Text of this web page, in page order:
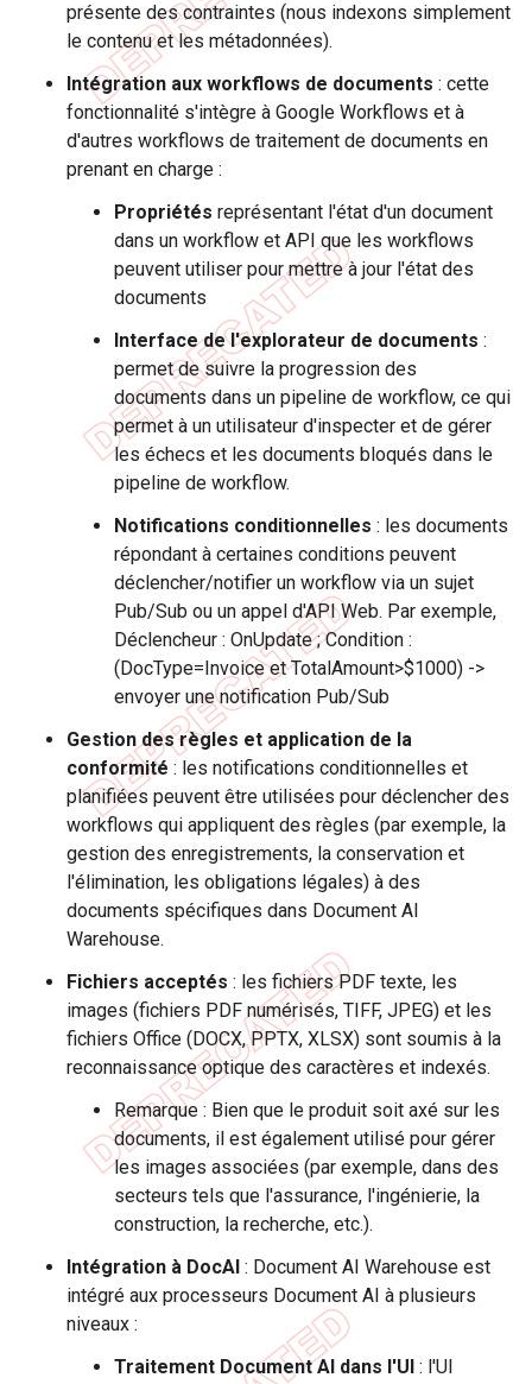
présente des contraintes (nous indexons simplement
le contenu et les métadonnées).
Intégration aux workflows de documents : cette
fonctionnalité s'intègre à Google Workflows et à
d'autres workflows de traitement de documents en
prenant en charge :
Propriétés représentant l'état d'un document
dans un workflow et API que les workflows
peuvent utiliser pour mettre à jour l'état des
documents
Interface de l'explorateur de documents :
permet de suivre la progression des
documents dans un pipeline de workflow, ce qui
permet à un utilisateur d'inspecter et de gérer
les échecs et les documents bloqués dans le
pipeline de workflow.
Notifications conditionnelles : les documents
répondant à certaines conditions peuvent
déclencher/notifier un workflow via un sujet
Pub/Sub ou un appel d'API Web. Par exemple,
Déclencheur : OnUpdate ; Condition :
(DocType=Invoice et TotalAmount>$1000) ->
envoyer une notification Pub/Sub
Gestion des règles et application de la
conformité : les notifications conditionnelles et
planifiées peuvent être utilisées pour déclencher des
workflows qui appliquent des règles (par exemple, la
gestion des enregistrements, la conservation et
l'élimination, les obligations légales) à des
documents spécifiques dans Document AI
Warehouse.
Fichiers acceptés : les fichiers PDF texte, les
images (fichiers PDF numérisés, TIFF, JPEG) et les
fichiers Office (DOCX, PPTX, XLSX) sont soumis à la
reconnaissance optique des caractères et indexés.
Remarque : Bien que le produit soit axé sur les
documents, il est également utilisé pour gérer
les images associées (par exemple, dans des
secteurs tels que l'assurance, l'ingénierie, la
construction, la recherche, etc.).
Intégration à DocAI : Document AI Warehouse est
intégré aux processeurs Document AI à plusieurs
niveaux :
Traitement Document AI dans l'UI : l'UI